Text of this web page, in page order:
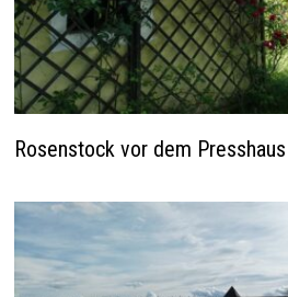
Rosenstock vor dem Presshaus